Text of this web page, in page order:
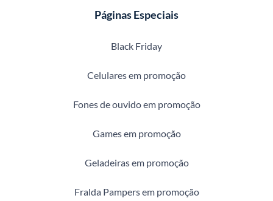
Páginas Especiais
Black Friday
Celulares em promoção
Fones de ouvido em promoção
Games em promoção
Geladeiras em promoção
Fralda Pampers em promoção